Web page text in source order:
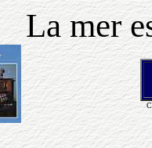
La mer